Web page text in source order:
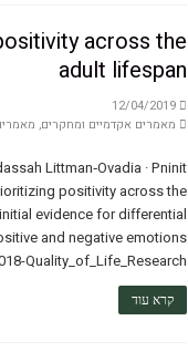
across the
adult lifespan
12/04/2019
מאמרים אקדמיים ומחקרים,
Littman‑Ovadia · Pninit
positivity across the
evidence for differential
and negative emotions
Quality_of_Life_Research
קרא עוד